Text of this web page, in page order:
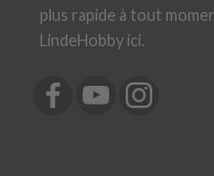
plus rapide à tout
LindeHobby ici.